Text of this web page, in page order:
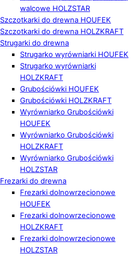
walcowe HOLZSTAR
Szczotkarki do drewna HOUFEK
Szczotkarki do drewna HOLZKRAFT
Strugarki do drewna
Strugarko wyrówniarki HOUFEK
Strugarko wyrówniarki
HOLZKRAFT
Grubościówki HOUFEK
Grubościówki HOLZKRAFT
Wyrówniarko Grubościówki
HOUFEK
Wyrówniarko Grubościówki
HOLZKRAFT
Wyrówniarko Grubościówki
HOLZSTAR
Frezarki do drewna
Frezarki dolnowrzecionowe
HOUFEK
Frezarki dolnowrzecionowe
HOLZKRAFT
Frezarki dolnowrzecionowe
HOLZSTAR